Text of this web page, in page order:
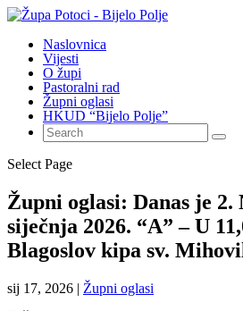
Naslovnica
Vijesti
O župi
Pastoralni rad
Župni oglasi
HKUD “Bijelo Polje”
Select Page
Župni oglasi: Danas je 2.
siječnja 2026. “A” – U
Blagoslov kipa sv.
sij 17, 2026 | Župni oglasi